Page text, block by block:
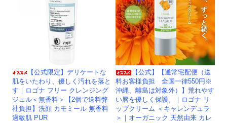
【公式限定】デリケートな
肌をいたわり、優しく汚れを落と
す｜ロゴナ フリー クレンジング
ジェル＜無香料＞【2個で送料弊
社負担】洗顔 カモミール 無香料
過敏肌 PUR
【公式】【通常宅配便（送
料お客様負担 全国一律550円※
沖縄、離島は対象外）】荒れやす
い唇を優しく保護。｜ロゴナ リ
ップクリーム ＜キャレンデュラ
＞｜オーガニック 天然由来 カレ